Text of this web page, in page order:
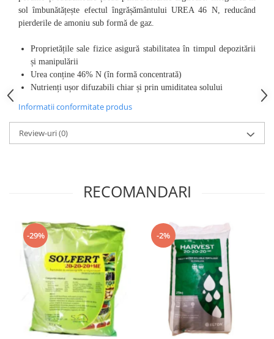
sol îmbunătățește efectul îngrășământului UREA 46 N, reducând
pierderile de amoniu sub formă de gaz.
Proprietățile sale fizice asigură stabilitatea în timpul depozitării
și manipulării
Urea conține 46% N (în formă concentrată)
Nutrienți ușor difuzabili chiar și prin umiditatea solului
Informatii conformitate produs
Review-uri(0)
RECOMANDARI
-29% -2%